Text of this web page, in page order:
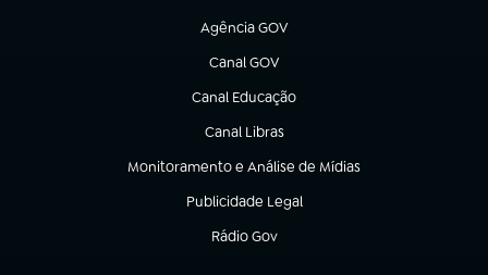
Agência GOV
(abre em nova aba)
Canal GOV
(abre em nova aba)
Canal Educação
(abre em nova aba)
Canal Libras
(abre em nova aba)
Monitoramento e Análise de Mídias
(abre em nova aba)
Publicidade Legal
(abre em nova aba)
Rádio Gov
(abre em nova aba)